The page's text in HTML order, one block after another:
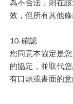
為不合法，則在
效，但所有其他條
10. 確認
您同意本協定是
的協定，並取代
有口頭或書面的